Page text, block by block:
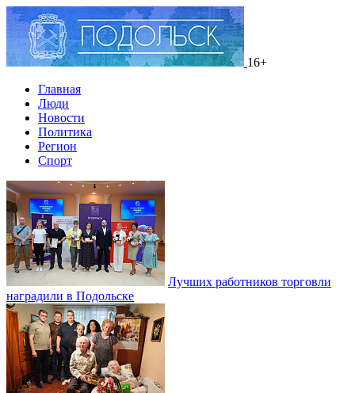
16+
Главная
Люди
Новости
Политика
Регион
Спорт
Лучших работников торговли
наградили в Подольске